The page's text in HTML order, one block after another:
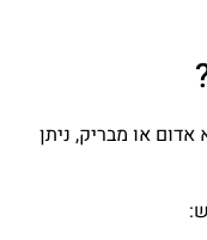
או מבריק, ניתן